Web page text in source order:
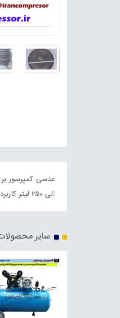
الی 250 لیتر کاربرد خواهند داشت.
سایر